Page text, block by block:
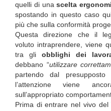
quelli di unascelta
spostando in questo caso
più che sulla conformità
Questa direzione che il
voluto intraprendere, viene
tra gli obblighi dei
debbano “utilizzare
partendo dal
l’attenzione viene
sull’appropriato
Prima di entrare nel vivo